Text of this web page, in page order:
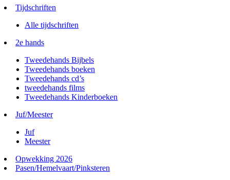
Tijdschriften
Alle tijdschriften
2e hands
Tweedehands Bijbels
Tweedehands boeken
Tweedehands cd’s
tweedehands films
Tweedehands Kinderboeken
Juf/Meester
Juf
Meester
Opwekking 2026
Pasen/Hemelvaart/Pinksteren